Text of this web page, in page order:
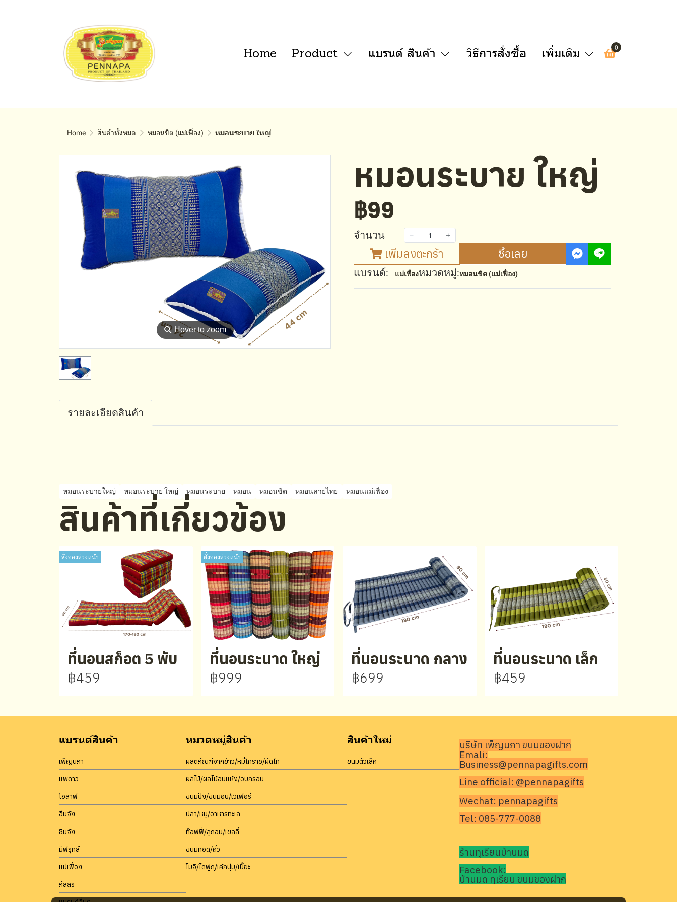
Home Product แบรนด์ สินค้า วิธีการสั่งซื้อ เพิ่มเติม 0
Home สินค้าทั้งหมด หมอนขิต (แม่เฟื่อง) หมอนระบาย ใหญ่
⚲Hover to zoom
หมอนระบาย ใหญ่
฿99
จำนวน
เพิ่มลงตะกร้า ซื้อเลย
แบรนด์: แม่เพื่องหมวดหมู่:หมอนขิต (แม่เฟื่อง)
รายละเอียดสินค้า
หมอนระบายใหญ่ หมอนระบาย ใหญ่ หมอนระบาย หมอน หมอนขิต หมอนลายไทย หมอนแม่เฟื่อง
สินค้าที่เกี่ยวข้อง
สั่งจองล่วงหน้า
ที่นอนสก็อต 5 พับ
฿459
สั่งจองล่วงหน้า
ที่นอนระนาด ใหญ่
฿999
ที่นอนระนาด กลาง
฿699
ที่นอนระนาด เล็ก
฿459
แบรนด์สินค้า
เพ็ญนภา
แพดาว
โอลาฟ
อิ่มจัง
ชิมจัง
มีฟรุทส์
แม่เฟื่อง
ภัสสร
หมวดหมู่สินค้า
ผลิตภัณฑ์จากข้าว/หมี่โคราช/ผัดไท
ผลไม้/ผลไม้อบแห้ง/อบกรอบ
ขนมปัง/ขนมอบ/เวเฟอร์
ปลา/หมู/อาหารทะเล
ท๊อฟฟี่/ลูกอม/เยลลี่
ขนมทอด/ถั่ว
โมจิ/ไดฟูกุ/เค้กนุ่ม/เปี๊ยะ
สินค้าใหม่
ขนมตัวเล็ก
บริษัท เพ็ญนภา ขนมของฝาก
Emali:
Business@pennapagifts.com
Line official: @pennapagifts
Wechat: pennapagifts
Tel: 085-777-0088
ร้านทุเรียนบ้านมด
Facebook:
บ้านมด ทุเรียน ขนมของฝาก